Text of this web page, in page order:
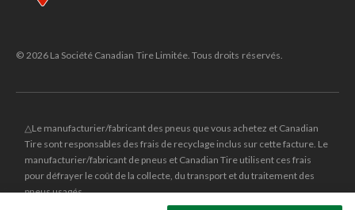
© 2026 La Société Canadian Tire Limitée. Tous droits réservés.
△Le manufacturier/fabricant des pneus que vous achetez et Canadian
Tire sont responsables des frais de recyclage inclus sur cette facture. Le
manufacturier/fabricant de pneus et Canadian Tire utilisent ces frais
pour défrayer le coût de la collecte, du transport et du traitement des
pneus usagés.